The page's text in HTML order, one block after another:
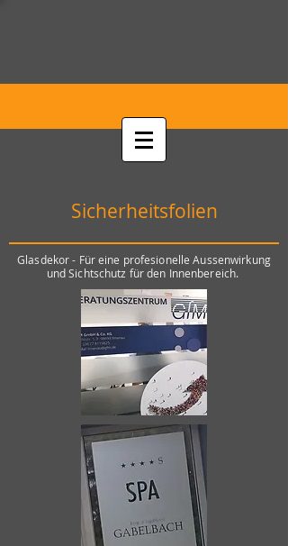
Sicherheitsfolien
Glasdekor - Für eine profesionelle Aussenwirkung
und Sichtschutz für den Innenbereich.